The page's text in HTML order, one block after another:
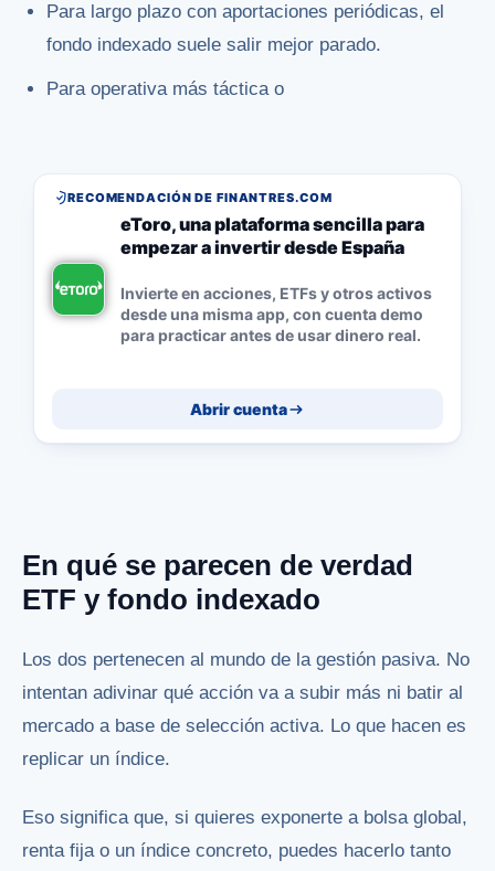
Para largo plazo con aportaciones periódicas, el
fondo indexado suele salir mejor parado.
Para operativa más táctica o
RECOMENDACIÓN DE FINANTRES.COM
eToro, una plataforma sencilla para
empezar a invertir desde España
Invierte en acciones, ETFs y otros activos
desde una misma app, con cuenta demo
para practicar antes de usar dinero real.
Abrir cuenta
En qué se parecen de verdad
ETF y fondo indexado
Los dos pertenecen al mundo de la gestión pasiva. No
intentan adivinar qué acción va a subir más ni batir al
mercado a base de selección activa. Lo que hacen es
replicar un índice.
Eso significa que, si quieres exponerte a bolsa global,
renta fija o un índice concreto, puedes hacerlo tanto